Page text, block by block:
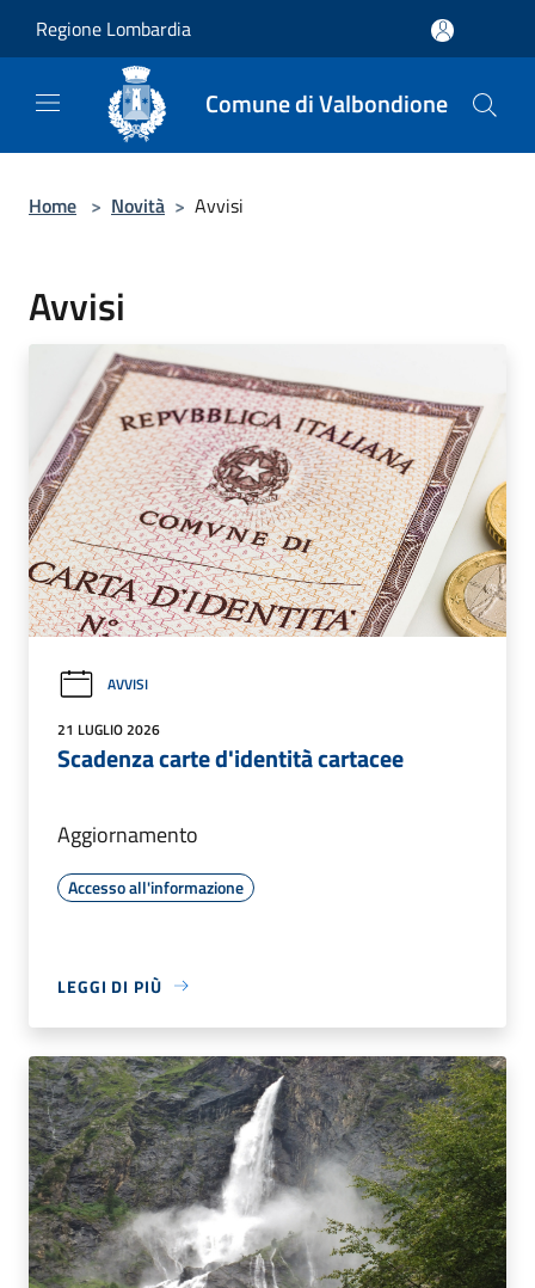
Regione Lombardia
Comune di Valbondione
Home > Novità > Avvisi
Avvisi
AVVISI
21 LUGLIO 2026
Scadenza carte d'identità cartacee
Aggiornamento
Accesso all'informazione
LEGGI DI PIÙ